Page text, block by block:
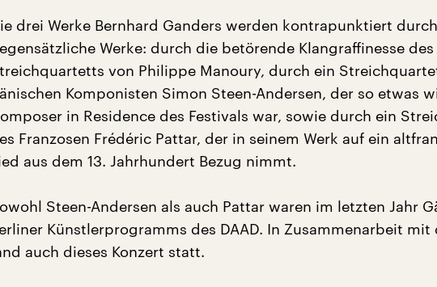
drei Werke Bernhard Ganders werden kontrapunktiert
Werke: durch die betörende Klangraffinesse
von Philippe Manoury, durch ein
Komponisten Simon Steen-Andersen, der so etwas
in Residence des Festivals war, sowie durch ein
Franzosen Frédéric Pattar, der in seinem Werk auf ein
aus dem 13. Jahrhundert Bezug nimmt.
Steen-Andersen als auch Pattar waren im letzten Jahr
Künstlerprogramms des DAAD. In Zusammenarbeit mit
auch dieses Konzert statt.